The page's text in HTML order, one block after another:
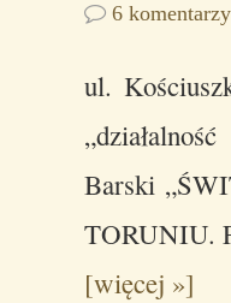
6 komentarzy
ul.
Barski
TORUNIU.
[więcej »]